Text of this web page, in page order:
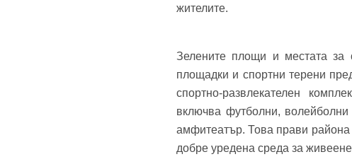
жителите.
Зелените площи и местата за
площадки и спортни терени
спортно-развлекателен
включва футболни,
амфитеатър. Това прави
добре уредена среда за